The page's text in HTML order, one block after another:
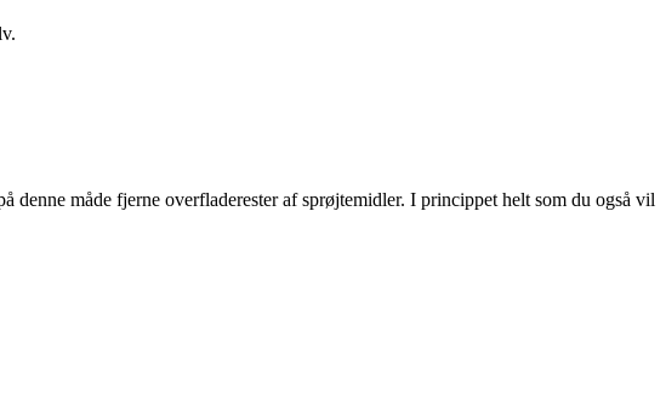
måde fjerne overfladerester af sprøjtemidler. I princippet helt som du også vil